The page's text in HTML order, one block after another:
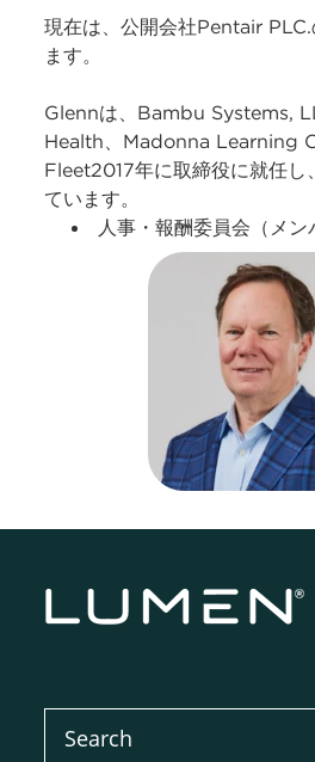
現在は、公開会社Pentair
ます。
Glennは、Bambu Systems,
Health、Madonna Learning
Fleet2017年に取締役に就任し
ています。
人事・報酬委員会（メン